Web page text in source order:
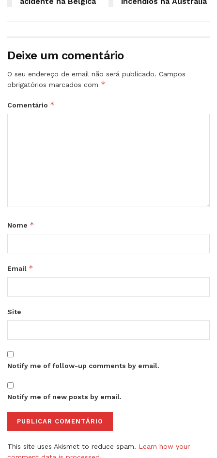
Deixe um comentário
O seu endereço de email não será publicado. Campos
obrigatórios marcados com *
Comentário *
Nome *
Email *
Site
Notify me of follow-up comments by email.
Notify me of new posts by email.
This site uses Akismet to reduce spam. Learn how your